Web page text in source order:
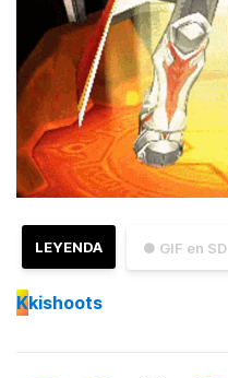
● GIF en SD
LEYENDA
Kkishoots